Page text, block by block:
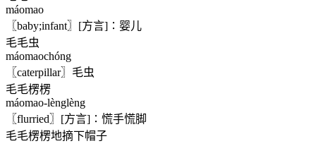
máomao
〖baby;infant〗[方言]∶婴儿
毛毛虫
máomaochóng
〖caterpillar〗毛虫
毛毛楞楞
máomao-lènglèng
〖flurried〗[方言]∶慌手慌脚
毛毛楞楞地摘下帽子